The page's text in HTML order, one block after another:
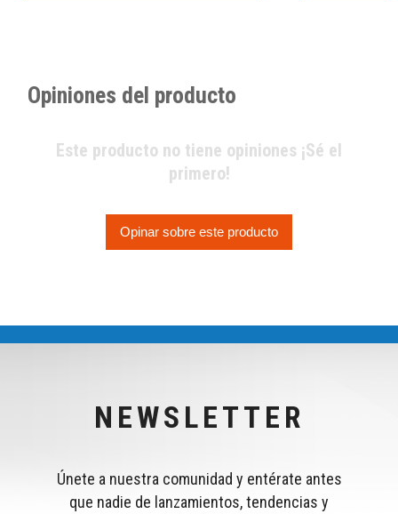
Opiniones del producto
Este producto no tiene opiniones ¡Sé el
primero!
Opinar sobre este producto
NEWSLETTER
Únete a nuestra comunidad y entérate antes
que nadie de lanzamientos, tendencias y